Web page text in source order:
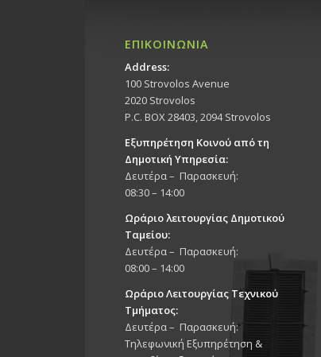
ΕΠΙΚΟΙΝΩΝΙΑ
Address:
100 Strovolos Avenue
2020 Strovolos
P.C. BOX 28403, 2094 Strovolos
Εξυπηρέτηση Κοινού από τη
Δημοτική Υπηρεσία:
Δευτέρα – Παρασκευή:
08:30 – 14:00
Ωράριο λειτουργίας Δημοτικού
Ταμείου:
Δευτέρα – Παρασκευή:
08:00 – 14:00
Ωράριο Λειτουργίας Τεχνικού
Τμήματος:
Δευτέρα – Παρασκευή:
Τηλεφωνική Εξυπηρέτηση &